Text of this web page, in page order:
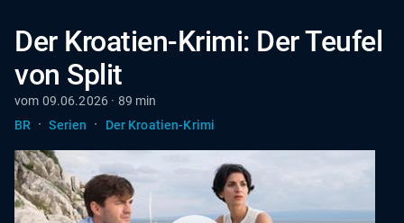
Der Kroatien-Krimi: Der Teufel
von Split
vom 09.06.2026 · 89 min
BR
· Serien · Der Kroatien-Krimi